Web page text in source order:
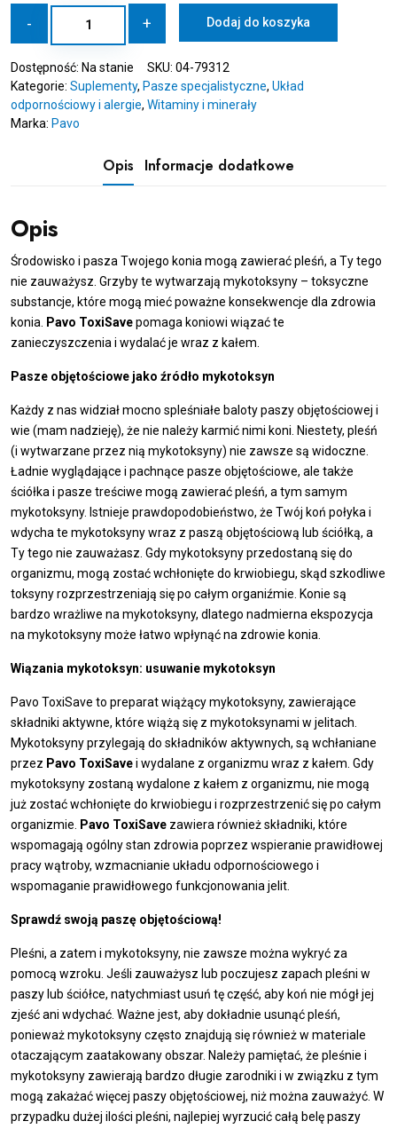
-
ilość
ToxiSave
3
kg
-
Wspomaga
mykotoksyn
+ Dodaj do koszyka
Dostępność: Na stanie SKU: 04-79312
Kategorie: Suplementy, Pasze specjalistyczne, Układ
odpornościowy i alergie, Witaminy i minerały
Marka: Pavo
Opis Informacje dodatkowe
Opis
Środowisko i pasza Twojego konia mogą zawierać pleśń, a Ty tego
nie zauważysz. Grzyby te wytwarzają mykotoksyny – toksyczne
substancje, które mogą mieć poważne konsekwencje dla zdrowia
konia.
Pavo ToxiSavepomaga koniowi wiązać te
zanieczyszczenia i wydalać je wraz z kałem.
Pasze objętościowe jako źródło mykotoksyn
Każdy z nas widział mocno spleśniałe baloty paszy objętościowej i
wie (mam nadzieję), że nie należy karmić nimi koni. Niestety, pleśń
(i wytwarzane przez nią mykotoksyny) nie zawsze są widoczne.
Ładnie wyglądające i pachnące pasze objętościowe, ale także
ściółka i pasze treściwe mogą zawierać pleśń, a tym samym
mykotoksyny. Istnieje prawdopodobieństwo, że Twój koń połyka i
wdycha te mykotoksyny wraz z paszą objętościową lub ściółką, a
Ty tego nie zauważasz. Gdy mykotoksyny przedostaną się do
organizmu, mogą zostać wchłonięte do krwiobiegu, skąd szkodliwe
toksyny rozprzestrzeniają się po całym organiźmie. Konie są
bardzo wrażliwe na mykotoksyny, dlatego nadmierna ekspozycja
na mykotoksyny może łatwo wpłynąć na zdrowie konia.
Wiązania mykotoksyn: usuwanie mykotoksyn
Pavo ToxiSave to preparat wiążący mykotoksyny, zawierające
składniki aktywne, które wiążą się z mykotoksynami w jelitach.
Mykotoksyny przylegają do składników aktywnych, są wchłaniane
przez Pavo ToxiSavei wydalane z organizmu wraz z kałem. Gdy
mykotoksyny zostaną wydalone z kałem z organizmu, nie mogą
już zostać wchłonięte do krwiobiegu i rozprzestrzenić się po całym
organizmie.
Pavo ToxiSave zawiera również składniki, które
wspomagają ogólny stan zdrowia poprzez wspieranie prawidłowej
pracy wątroby, wzmacnianie układu odpornościowego i
wspomaganie prawidłowego funkcjonowania jelit.
Sprawdź swoją paszę objętościową!
Pleśni, a zatem i mykotoksyny, nie zawsze można wykryć za
pomocą wzroku. Jeśli zauważysz lub poczujesz zapach pleśni w
paszy lub ściółce, natychmiast usuń tę część, aby koń nie mógł jej
zjeść ani wdychać. Ważne jest, aby dokładnie usunąć pleśń,
ponieważ mykotoksyny często znajdują się również w materiale
otaczającym zaatakowany obszar. Należy pamiętać, że pleśnie i
mykotoksyny zawierają bardzo długie zarodniki i w związku z tym
mogą zakażać więcej paszy objętościowej, niż można zauważyć. W
przypadku dużej ilości pleśni, najlepiej wyrzucić całą belę paszy